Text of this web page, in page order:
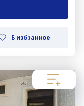
В избранное